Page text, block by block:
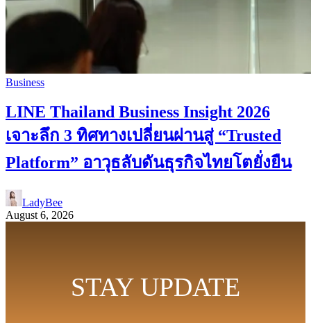
Business
LINE Thailand Business Insight 2026
เจาะลึก 3 ทิศทางเปลี่ยนผ่านสู่ “Trusted
Platform” อาวุธลับดันธุรกิจไทยโตยั่งยืน
LadyBee
August 6, 2026
STAY UPDATE